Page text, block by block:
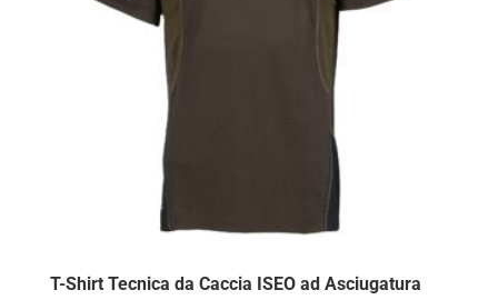
T-Shirt Tecnica da Caccia ISEO ad Asciugatura